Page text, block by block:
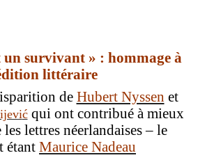
un survivant » : hommage à
littéraire
de Hubert Nyssen et
ćqui ont contribué à mieux
lettres néerlandaises – le
étant Maurice Nadeau